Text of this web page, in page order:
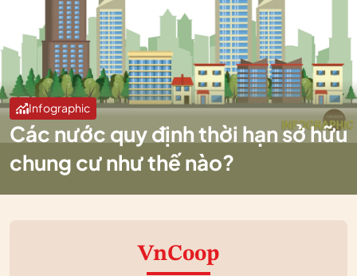
Infographic
Các nước quy định thời hạn sở hữu
chung cư như thế nào?
VnCoop